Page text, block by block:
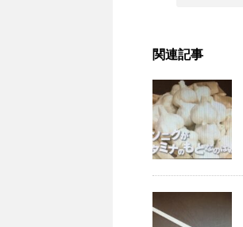
関連記事